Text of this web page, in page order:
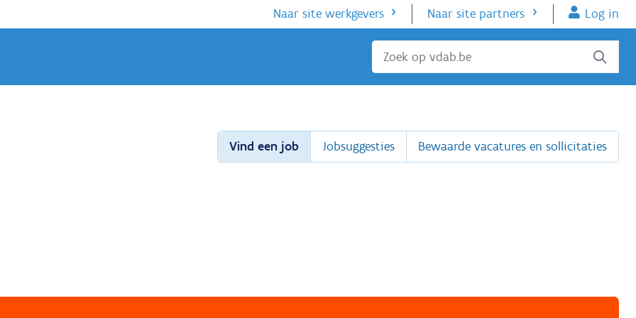
Naar site werkgevers Naar site partners Log in
Sluiten
Vind een job Jobsuggesties Bewaarde vacatures en sollicitaties